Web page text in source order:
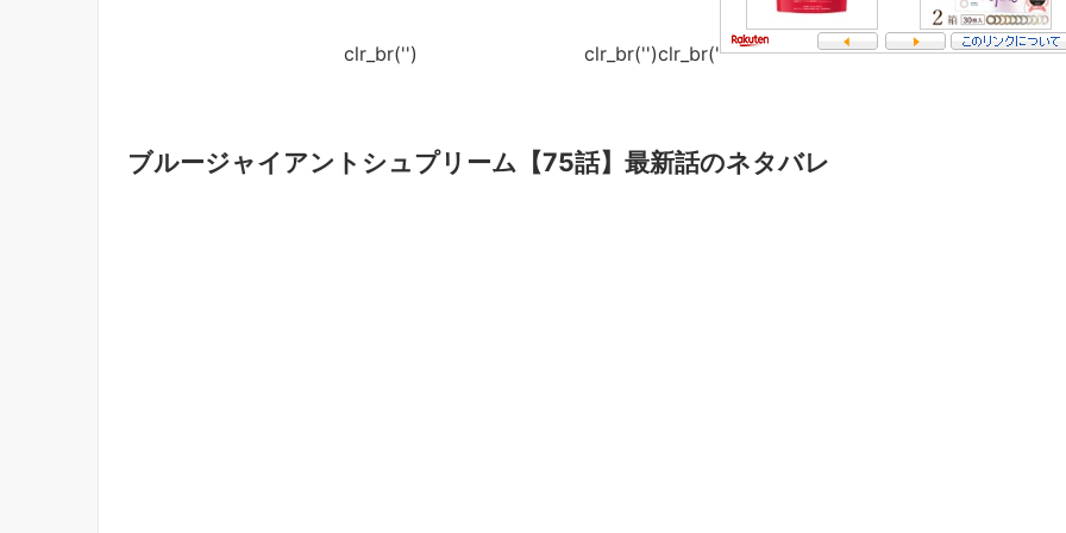
clr_br('') clr_br('')clr_br('
ブルージャイアントシュプリーム【75話】最新話のネタバレ